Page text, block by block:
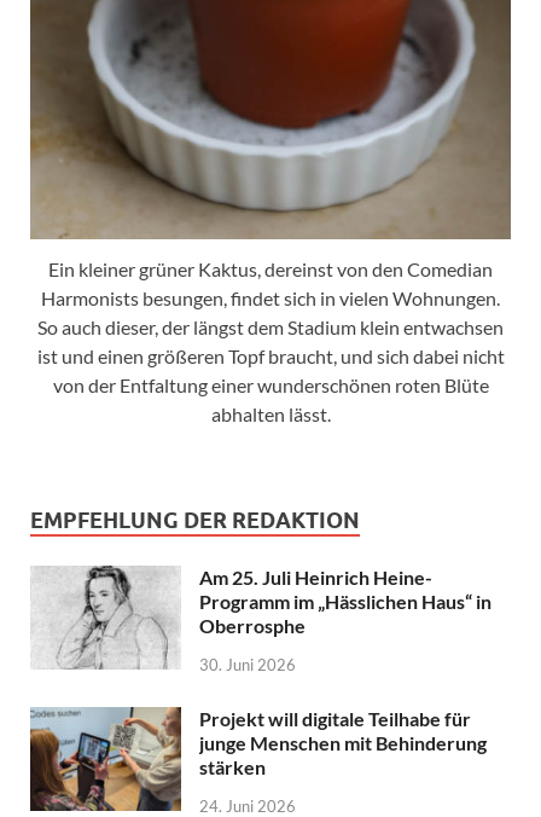
Ein kleiner grüner Kaktus, dereinst von den Comedian
Harmonists besungen, findet sich in vielen Wohnungen.
So auch dieser, der längst dem Stadium klein entwachsen
ist und einen größeren Topf braucht, und sich dabei nicht
von der Entfaltung einer wunderschönen roten Blüte
abhalten lässt.
EMPFEHLUNG DER REDAKTION
Am 25. Juli Heinrich Heine-
Programm im „Hässlichen Haus“ in
Oberrosphe
30. Juni 2026
Projekt will digitale Teilhabe für
junge Menschen mit Behinderung
stärken
24. Juni 2026